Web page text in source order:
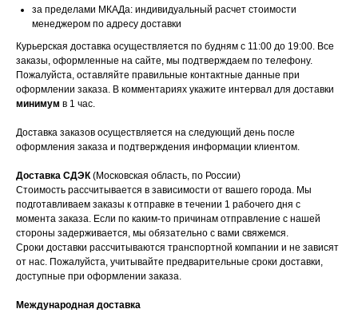
за пределами МКАДа: индивидуальный расчет стоимости
менеджером по адресу доставки
Курьерская доставка осуществляется по будням с 11:00 до 19:00. Все
заказы, оформленные на сайте, мы подтверждаем по телефону.
Пожалуйста, оставляйте правильные контактные данные при
оформлении заказа. В комментариях укажите интервал для доставки
минимум в 1 час.
Доставка заказов осуществляется на следующий день после
оформления заказа и подтверждения информации клиентом.
Доставка СДЭК(Московская область, по России)
Стоимость рассчитывается в зависимости от вашего города. Мы
подготавливаем заказы к отправке в течении 1 рабочего дня с
момента заказа. Если по каким-то причинам отправление с нашей
стороны задерживается, мы обязательно с вами свяжемся.
Сроки доставки рассчитываются транспортной компании и не зависят
от нас. Пожалуйста, учитывайте предварительные сроки доставки,
доступные при оформлении заказа.
Международная доставка